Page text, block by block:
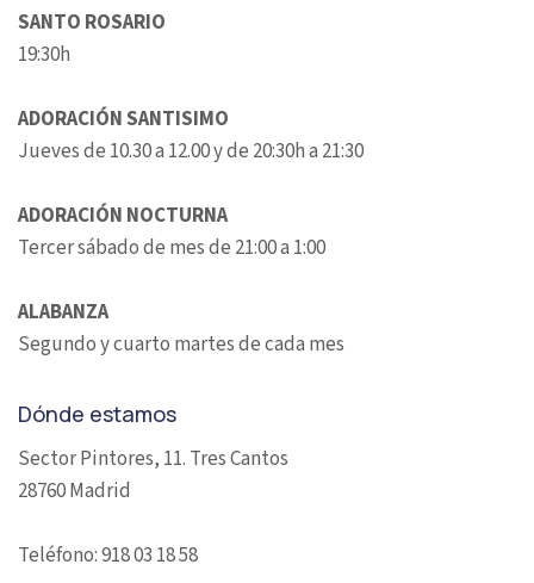
SANTO ROSARIO
19:30h
ADORACIÓN SANTISIMO
Jueves de 10.30 a 12.00 y de 20:30h a 21:30
ADORACIÓN NOCTURNA
Tercer sábado de mes de 21:00 a 1:00
ALABANZA
Segundo y cuarto martes de cada mes
Dónde estamos
Sector Pintores, 11. Tres Cantos
28760 Madrid
Teléfono: 918 03 18 58